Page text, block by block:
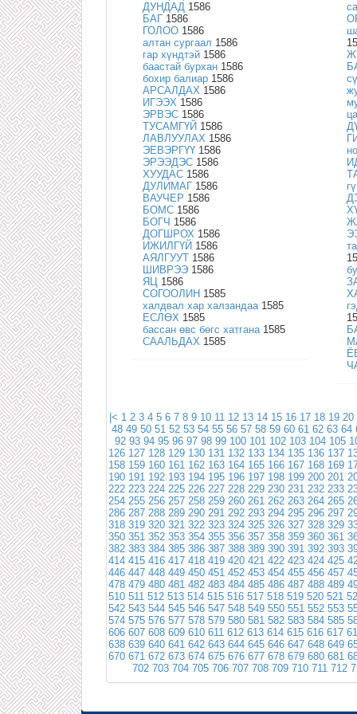
ДУНДАД 1586
БАГ 1586
ГОЛОО 1586
алтан сургаал 1586
гар хүндтэй 1586
баастай бурхан 1586
бохир балиар 1586
АРСАЛДАХ 1586
ИГЭЭХ 1586
ЭРВЭС 1586
ТУСАМГҮЙ 1586
ЛАВЛУУЛАХ 1586
ЭЕВЭРГҮҮ 1586
ЭРЭЭДЭС 1586
ХУУДАС 1586
ДУЛИМАГ 1586
ВАУЧЕР 1586
БОМС 1586
БОГЧ 1586
ДОГШРОХ 1586
ИЖИЛГҮЙ 1586
АЯЛГУУТ 1586
ШИВРЭЭ 1586
ЯЦ 1586
СОГООЛИН 1585
халдвал хар халзандаа1585
ЕСЛӨХ 1585
бассан өвс бөгс хатгана1585
СААЛЬДАХ 1585
|< 1 2 3 4 5 6 7 8 9 10 11 12 13 14 15 16 17 18 19 20
48 49 50 51 52 53 54 55 56 57 58 59 60 61 62 63 64
92 93 94 95 96 97 98 99 100 101 102 103 104 105
126 127 128 129 130 131 132 133 134 135 136 137
158 159 160 161 162 163 164 165 166 167 168 169
190 191 192 193 194 195 196 197 198 199 200 201
222 223 224 225 226 227 228 229 230 231 232 233
254 255 256 257 258 259 260 261 262 263 264 265
286 287 288 289 290 291 292 293 294 295 296 297
318 319 320 321 322 323 324 325 326 327 328 329
350 351 352 353 354 355 356 357 358 359 360 361
382 383 384 385 386 387 388 389 390 391 392 393
414 415 416 417 418 419 420 421 422 423 424 425
446 447 448 449 450 451 452 453 454 455 456 457
478 479 480 481 482 483 484 485 486 487 488 489
510 511 512 513 514 515 516 517 518 519 520 521
542 543 544 545 546 547 548 549 550 551 552 553
574 575 576 577 578 579 580 581 582 583 584 585
606 607 608 609 610 611 612 613 614 615 616 617
638 639 640 641 642 643 644 645 646 647 648 649
670 671 672 673 674 675 676 677 678 679 680 681
702 703 704 705 706 707 708 709 710 711 712